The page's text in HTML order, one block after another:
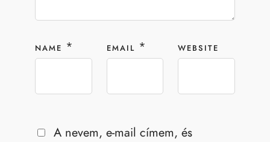
NAME * EMAIL * WEBSITE
A nevem, e-mail címem, és